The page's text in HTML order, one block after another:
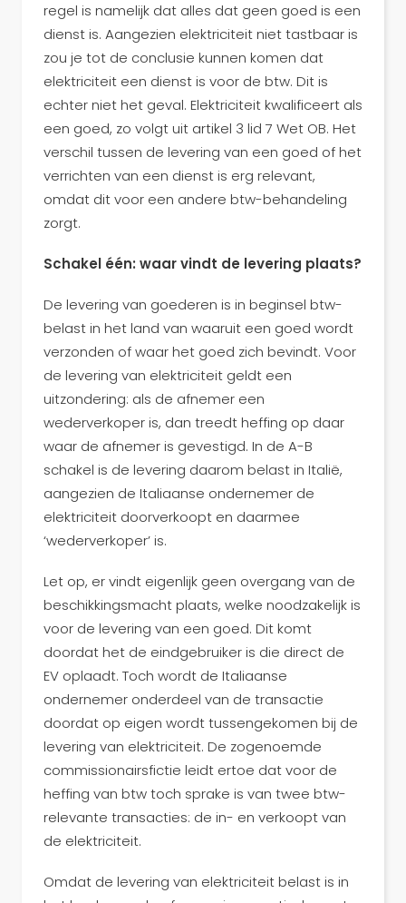
regel is namelijk dat alles dat geen goed is een
dienst is. Aangezien elektriciteit niet tastbaar is
zou je tot de conclusie kunnen komen dat
elektriciteit een dienst is voor de btw. Dit is
echter niet het geval. Elektriciteit kwalificeert als
een goed, zo volgt uit artikel 3 lid 7 Wet OB. Het
verschil tussen de levering van een goed of het
verrichten van een dienst is erg relevant,
omdat dit voor een andere btw-behandeling
zorgt.
Schakel één: waar vindt de levering plaats?
De levering van goederen is in beginsel btw-
belast in het land van waaruit een goed wordt
verzonden of waar het goed zich bevindt. Voor
de levering van elektriciteit geldt een
uitzondering: als de afnemer een
wederverkoper is, dan treedt heffing op daar
waar de afnemer is gevestigd. In de A-B
schakel is de levering daarom belast in Italië,
aangezien de Italiaanse ondernemer de
elektriciteit doorverkoopt en daarmee
‘wederverkoper’ is.
Let op, er vindt eigenlijk geen overgang van de
beschikkingsmacht plaats, welke noodzakelijk is
voor de levering van een goed. Dit komt
doordat het de eindgebruiker is die direct de
EV oplaadt. Toch wordt de Italiaanse
ondernemer onderdeel van de transactie
doordat op eigen wordt tussengekomen bij de
levering van elektriciteit. De zogenoemde
commissionairsfictie leidt ertoe dat voor de
heffing van btw toch sprake is van twee btw-
relevante transacties: de in- en verkoopt van
de elektriciteit.
Omdat de levering van elektriciteit belast is in